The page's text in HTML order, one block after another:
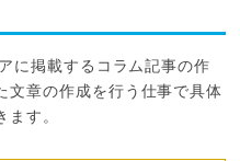
に掲載するコラム記事の作
文章の作成を行う仕事で具体
ます。